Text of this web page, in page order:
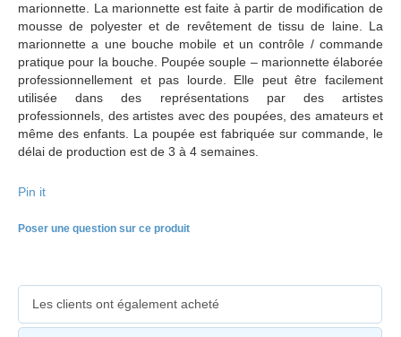
marionnette. La marionnette est faite à partir de modification de
mousse de polyester et de revêtement de tissu de laine. La
marionnette a une bouche mobile et un contrôle / commande
pratique pour la bouche. Poupée souple – marionnette élaborée
professionnellement et pas lourde. Elle peut être facilement
utilisée dans des représentations par des artistes
professionnels, des artistes avec des poupées, des amateurs et
même des enfants. La poupée est fabriquée sur commande, le
délai de production est de 3 à 4 semaines.
Pin it
Poser une question sur ce produit
Les clients ont également acheté